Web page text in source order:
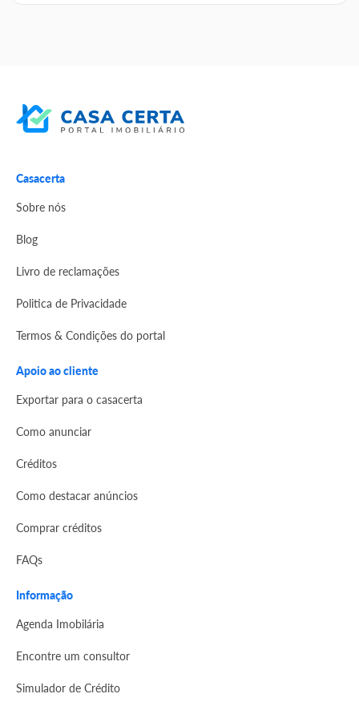
Casacerta
Sobre nós
Blog
Livro de reclamações
Politica de Privacidade
Termos & Condições do portal
Apoio ao cliente
Exportar para o casacerta
Como anunciar
Créditos
Como destacar anúncios
Comprar créditos
FAQs
Informação
Agenda Imobilária
Encontre um consultor
Simulador de Crédito